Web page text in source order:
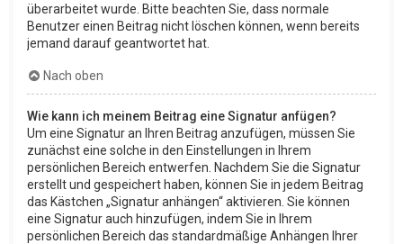
überarbeitet wurde. Bitte beachten Sie, dass normale
Benutzer einen Beitrag nicht löschen können, wenn bereits
jemand darauf geantwortet hat.
Nach oben
Wie kann ich meinem Beitrag eine Signatur anfügen?
Um eine Signatur an Ihren Beitrag anzufügen, müssen Sie
zunächst eine solche in den Einstellungen in Ihrem
persönlichen Bereich entwerfen. Nachdem Sie die Signatur
erstellt und gespeichert haben, können Sie in jedem Beitrag
das Kästchen „Signatur anhängen“ aktivieren. Sie können
eine Signatur auch hinzufügen, indem Sie in Ihrem
persönlichen Bereich das standardmäßige Anhängen Ihrer